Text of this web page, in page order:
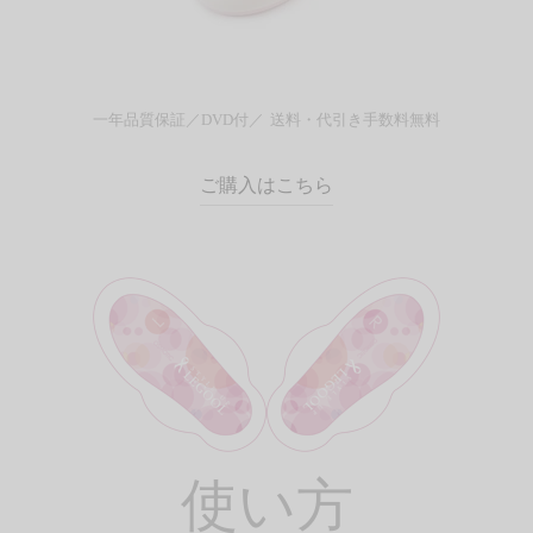
一年品質保証／ DVD付／ 送料・代引き手数料無料
ご購入はこちら
使い方